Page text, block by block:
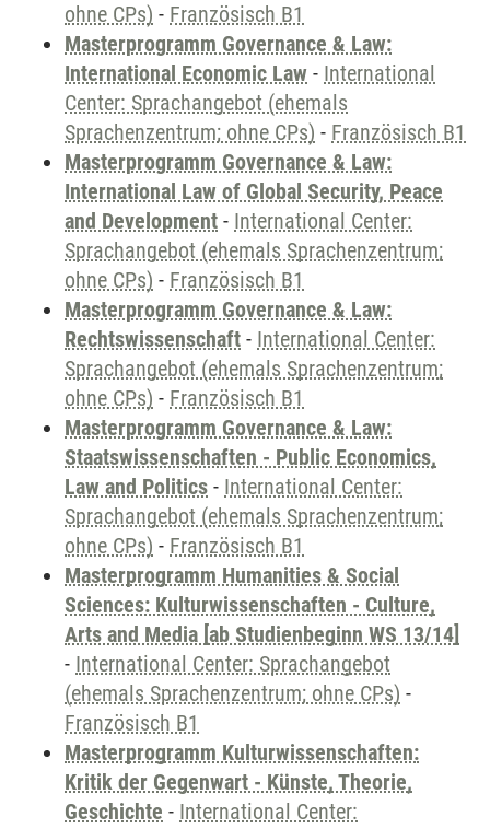
ohne CPs) - Französisch B1
Masterprogramm Governance & Law:
International Economic Law - International
Center: Sprachangebot (ehemals
Sprachenzentrum; ohne CPs) - Französisch B1
Masterprogramm Governance & Law:
International Law of Global Security, Peace
and Development - International Center:
Sprachangebot (ehemals Sprachenzentrum;
ohne CPs) - Französisch B1
Masterprogramm Governance & Law:
Rechtswissenschaft - International Center:
Sprachangebot (ehemals Sprachenzentrum;
ohne CPs) - Französisch B1
Masterprogramm Governance & Law:
Staatswissenschaften - Public Economics,
Law and Politics - International Center:
Sprachangebot (ehemals Sprachenzentrum;
ohne CPs) - Französisch B1
Masterprogramm Humanities & Social
Sciences: Kulturwissenschaften - Culture,
Arts and Media [ab Studienbeginn WS 13/14]
- International Center: Sprachangebot
(ehemals Sprachenzentrum; ohne CPs) -
Französisch B1
Masterprogramm Kulturwissenschaften:
Kritik der Gegenwart - Künste, Theorie,
Geschichte - International Center: